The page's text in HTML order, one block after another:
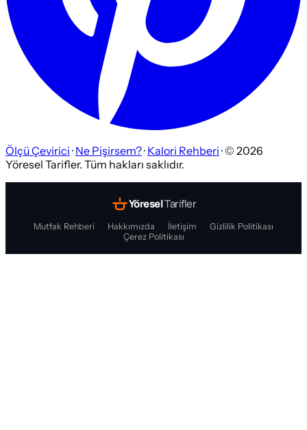
Ölçü Çevirici · Ne Pişirsem?· Kalori Rehberi · © 2026
Yöresel Tarifler. Tüm hakları saklıdır.
YöreselTarifler
Mutfak Rehberi Hakkımızda İletişim
Gizlilik Politikası
Çerez Politikası